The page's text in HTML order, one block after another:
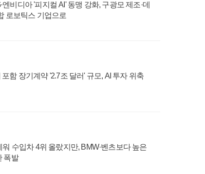
비디아 '피지컬 AI' 동맹 강화, 구광모 제조·데
로보틱스 기업으로
함 장기계약 '2.7조 달러' 규모, AI 투자 위축
수입차 4위 올랐지만, BMW·벤츠보다 높은
폭발